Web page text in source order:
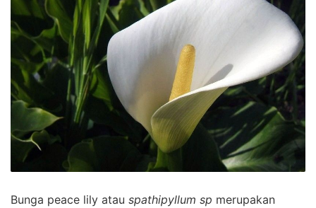
Bunga peace lily atau spathipyllum sp merupakan